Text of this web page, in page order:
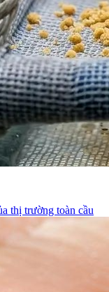
thị trường toàn cầu